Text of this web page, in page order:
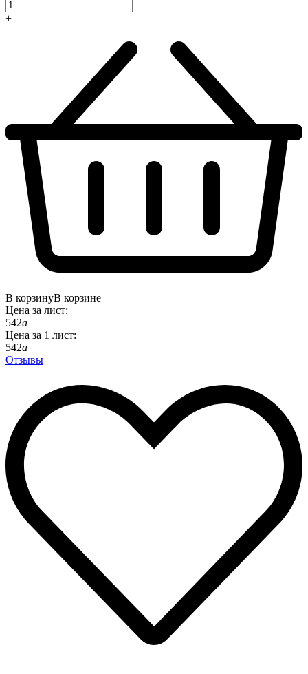
+
В корзинуВ корзине
Цена за лист:
542a
Цена за 1 лист:
542a
Отзывы